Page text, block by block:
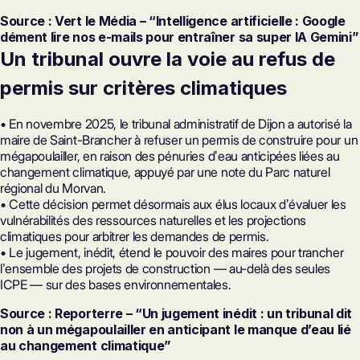
Source : Vert le Média – “Intelligence artificielle : Google
dément lire nos e-mails pour entraîner sa super IA Gemini”
Un tribunal ouvre la voie au refus de
permis sur critères climatiques
• En novembre 2025, le tribunal administratif de Dijon a autorisé la
maire de Saint-Brancher à refuser un permis de construire pour un
mégapoulailler, en raison des pénuries dʼeau anticipées liées au
changement climatique, appuyé par une note du Parc naturel
régional du Morvan.
• Cette décision permet désormais aux élus locaux dʼévaluer les
vulnérabilités des ressources naturelles et les projections
climatiques pour arbitrer les demandes de permis.
• Le jugement, inédit, étend le pouvoir des maires pour trancher
lʼensemble des projets de construction — au-delà des seules
ICPE — sur des bases environnementales.
Source : Reporterre – “Un jugement inédit : un tribunal dit
non à un mégapoulailler en anticipant le manque d’eau lié
au changement climatique”